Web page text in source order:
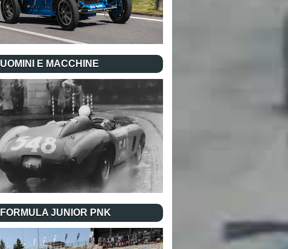
UOMINI E MACCHINE
FORMULA JUNIOR PNK